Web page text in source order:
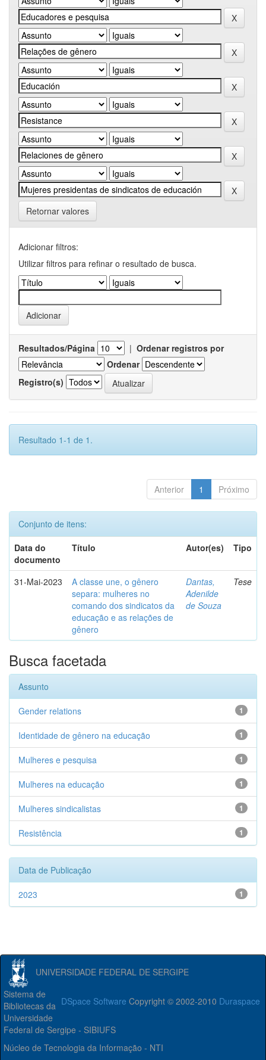
Retornar valores
Adicionar filtros:
Utilizar filtros para refinar o resultado de busca.
Resultados/Página | Ordenar registros por
Ordenar
Registro(s)
Resultado 1-1 de 1.
Anterior 1 Próximo
Conjunto de itens:
Data do
documento
Título Autor(es) Tipo
31-Mai-2023
A classe une, o gênero
separa: mulheres no
comando dos sindicatos da
educação e as relações de
gênero
Dantas,
Adenilde
de Souza
Tese
Busca facetada
Assunto
1
Gender relations
1
Identidade de gênero na educação
1
Mulheres e pesquisa
1
Mulheres na educação
1
Mulheres sindicalistas
1
Resistência
Data de Publicação
1
2023
UNIVERSIDADE FEDERAL DE SERGIPE
DSpace Software Copyright © 2002-2010 Duraspace
Sistema de
Bibliotecas da
Universidade
Federal de Sergipe - SIBIUFS
Núcleo de Tecnologia da Informação - NTI